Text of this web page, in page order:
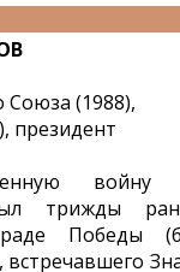
Союза (1988),
президент
войну
трижды
Победы
встречавшего